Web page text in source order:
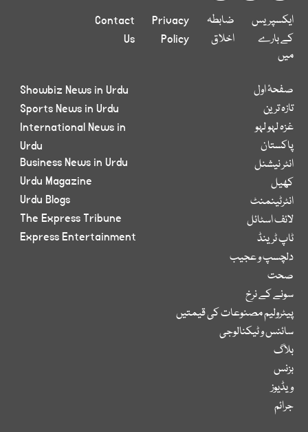
ایکسپریس
کے بارے
میں
ضابطہ
اخلاق
Privacy
Policy
Contact
Us
صفحۂ اول
تازہ ترین
غزہ لہو لہو
پاکستان
انٹر نیشنل
کھیل
انٹرٹینمنٹ
لائف اسٹائل
ٹاپ ٹرینڈ
دلچسپ و عجیب
صحت
سونے کے نرخ
پیٹرولیم مصنوعات کی قیمتیں
سائنس و ٹیکنالوجی
بلاگ
بزنس
ویڈیوز
جرائم
Showbiz News in Urdu
Sports News in Urdu
International News in
Urdu
Business News in Urdu
Urdu Magazine
Urdu Blogs
The Express Tribune
Express Entertainment